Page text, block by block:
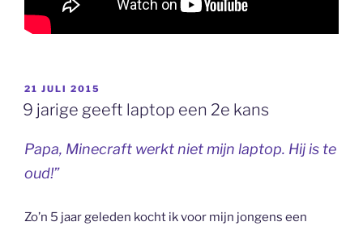
GEPLAATST
OP
21 JULI 2015
9 jarige geeft laptop een 2e kans
Papa, Minecraft werkt niet mijn laptop. Hij is te
oud!”
Zo’n 5 jaar geleden kocht ik voor mijn jongens een